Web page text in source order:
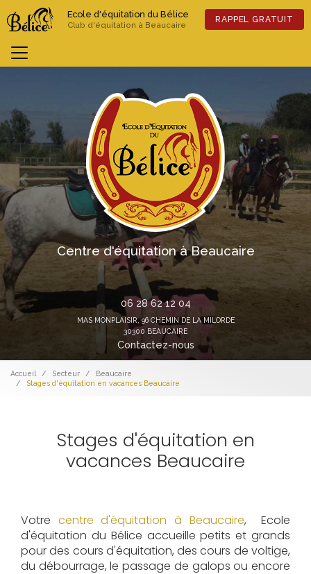
au
principal
Ecole d'équitation du Bélice
Club d'équitation à Beaucaire
RAPPEL GRATUIT
Centre d'équitation à Beaucaire
06 28 62 12 04
MAS MONPLAISIR,96 CHEMIN DE LA MILORDE
30300 BEAUCAIRE
Contactez-nous
Previous Next
Accueil Secteur
Beaucaire
Stages d'équitation en vacances Beaucaire
Stages d'équitation en
vacances Beaucaire
Votre centre d'équitation à Beaucaire, Ecole
d'équitation du Bélice accueille petits et grands
pour des cours d'équitation, des cours de voltige,
du débourrage, le passage de galops ou encore